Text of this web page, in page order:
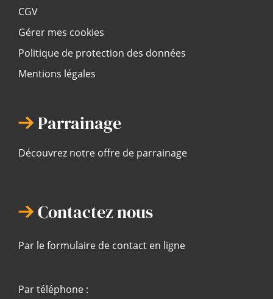
CGV
Gérer mes cookies
Politique de protection des données
Mentions légales
Parrainage
Découvrez notre offre de parrainage
Contactez nous
Par le formulaire de contact en ligne
Par téléphone :